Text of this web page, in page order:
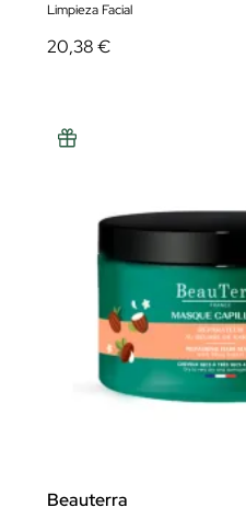
Limpieza Facial
20,38 €
Beauterra